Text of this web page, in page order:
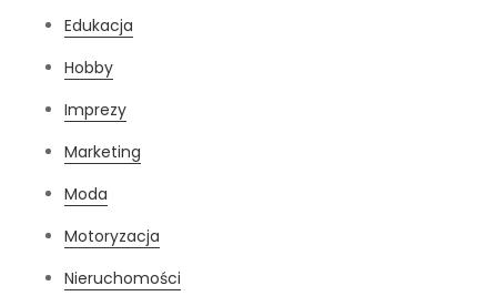
Edukacja
Hobby
Imprezy
Marketing
Moda
Motoryzacja
Nieruchomości